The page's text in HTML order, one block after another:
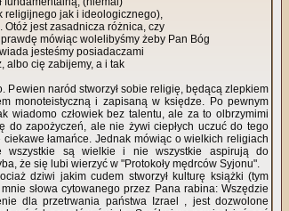
religijnego jak i ideologicznego),
Otóż jest zasadnicza różnica, czy
mówiąc wolelibyśmy żeby Pan Bóg
jesteśmy posiadaczami
albo cię zabijemy, a i tak
Pewien naród stworzył sobie religię, będącą zlepkiem
monoteistyczną i zapisaną w księdze. Po pewnym
wiadomo człowiek bez talentu, ale za to olbrzymimi
do zapożyczeń, ale nie żywi ciepłych uczuć do tego
ciekawe łamańce. Jednak mówiąc o wielkich religiach
wszystkie są wielkie i nie wszystkie aspirują do
że się lubi wierzyć w "Protokoły mędrców Syjonu".
dziwi jakim cudem stworzył kulturę książki (tym
słowa cytowanego przez Pana rabina: Wszędzie
dla przetrwania państwa Izrael , jest dozwolone